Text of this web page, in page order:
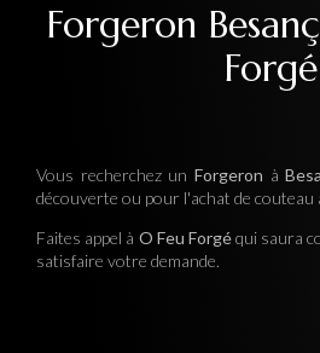
Forgeron
Forgé
Vous recherchez un Forgeron à
découverte ou pour l'achat de couteau
Faites appel à O Feu Forgéqui saura
satisfaire votre demande.